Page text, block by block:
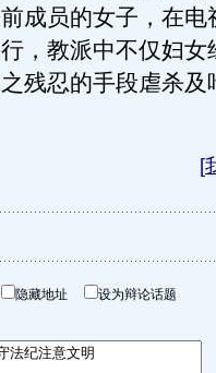
成员的女子，在电
，教派中不仅妇女
残忍的手段虐杀及
[
隐藏地址 设为辩论话题